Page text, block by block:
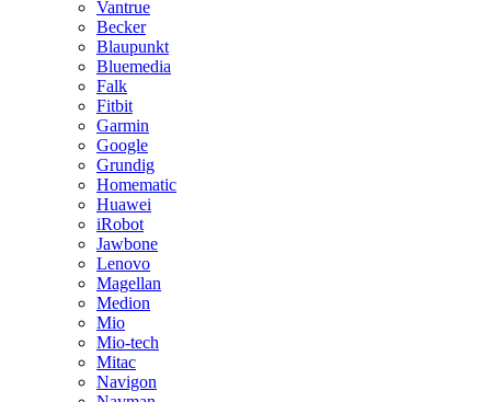
Vantrue
Becker
Blaupunkt
Bluemedia
Falk
Fitbit
Garmin
Google
Grundig
Homematic
Huawei
iRobot
Jawbone
Lenovo
Magellan
Medion
Mio
Mio-tech
Mitac
Navigon